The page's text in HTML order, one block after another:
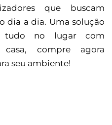
que buscam
dia a dia. Uma solução
tudo no lugar com
casa, compre agora
seu ambiente!